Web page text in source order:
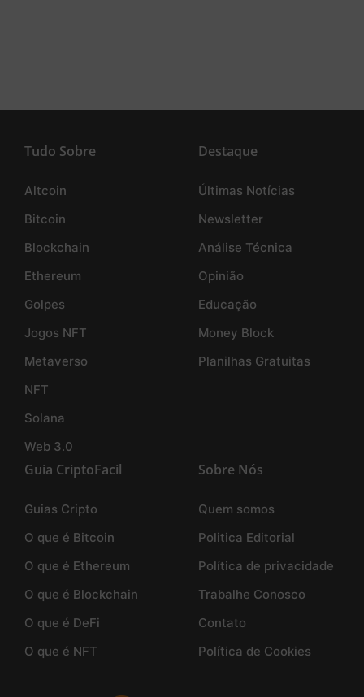
Tudo Sobre
Altcoin
Bitcoin
Blockchain
Ethereum
Golpes
Jogos NFT
Metaverso
NFT
Solana
Web 3.0
Destaque
Últimas Notícias
Newsletter
Análise Técnica
Opinião
Educação
Money Block
Planilhas Gratuitas
Guia CriptoFacil
Guias Cripto
O que é Bitcoin
O que é Ethereum
O que é Blockchain
O que é DeFi
O que é NFT
Sobre Nós
Quem somos
Politica Editorial
Política de privacidade
Trabalhe Conosco
Contato
Política de Cookies